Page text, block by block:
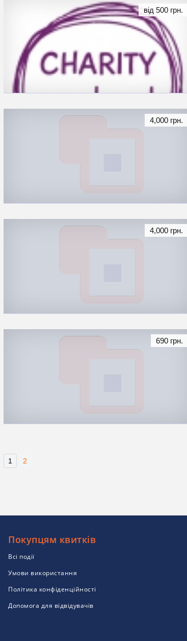
від 500 грн.
4,000 грн.
4,000 грн.
690 грн.
1 2
Покупцям квитків
Всі події
Умови використання
Політика конфіденційності
Допомога для відвідувачів